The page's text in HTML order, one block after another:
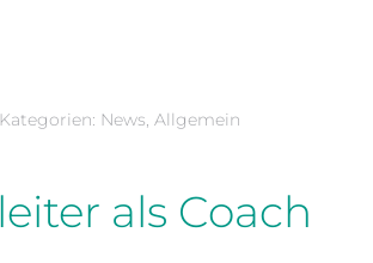
News, Allgemein
als Coach